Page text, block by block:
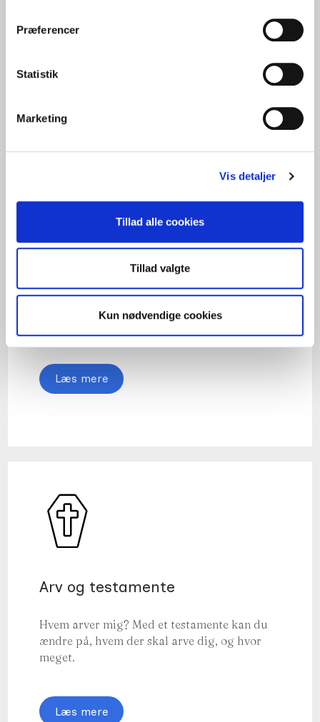
Præferencer
Statistik
Marketing
Vis detaljer
Tillad alle cookies
Tillad valgte
Kun nødvendige cookies
Konfliktmægling
Det er ikke altid konflikter kan undgås. En
mediator er broen mellem to stridende
Læs mere
Arv og testamente
Hvem arver mig? Med et testamente kan du
ændre på, hvem der skal arve dig, og hvor
meget.
Læs mere